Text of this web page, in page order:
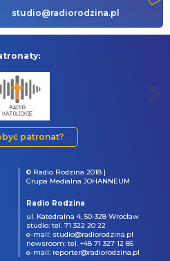
studio@radiorodzina.pl
patronat?
© Radio Rodzina 2018 |
Grupa Medialna JOHANNEUM
Radio Rodzina
ul. Katedralna 4, 50-328 Wrocław
studio: tel. 71 322 20 22
e-mail: studio@radiorodzina.pl
newsroom: tel. +48 71 327 12 85
e-mail: reporter@radiorodzina.pl